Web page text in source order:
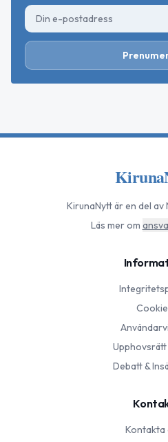
KirunaNyttär en del av
Läs mer om
Upphovsrätt
Debatt &
Kontakta